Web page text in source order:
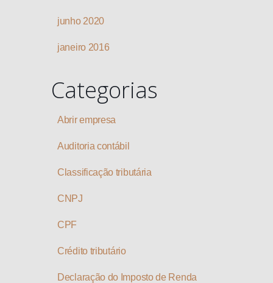
junho 2020
janeiro 2016
Categorias
Abrir empresa
Auditoria contábil
Classificação tributária
CNPJ
CPF
Crédito tributário
Declaração do Imposto de Renda